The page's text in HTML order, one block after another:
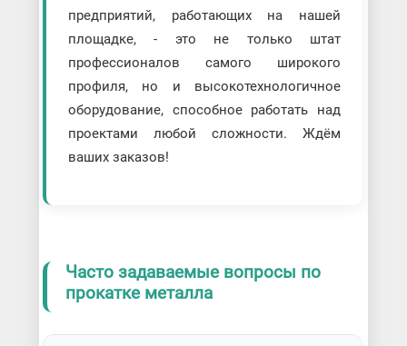
предприятий, работающих на нашей
площадке, - это не только штат
профессионалов самого широкого
профиля, но и высокотехнологичное
оборудование, способное работать над
проектами любой сложности. Ждём
ваших заказов!
Часто задаваемые вопросы по
прокатке металла